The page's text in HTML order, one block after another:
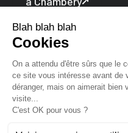
Je m'inscris !